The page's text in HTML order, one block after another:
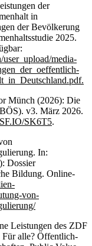
der
in
der Bevölkerung
2025.
media-
Münch (2026): Die
v3. März 2026.
SK6T5.
In:
Dossier
Bildung. Online-
von-
Leistungen des ZDF
Für alle? Öffentlich-